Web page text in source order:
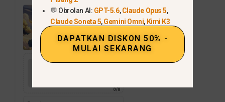
💬 Obrolan AI: GPT-5.6,Claude Opus 5,
Claude Soneta 5,Gemini Omni, Kimi K3
DAPATKAN DISKON 50% -
MULAI SEKARANG